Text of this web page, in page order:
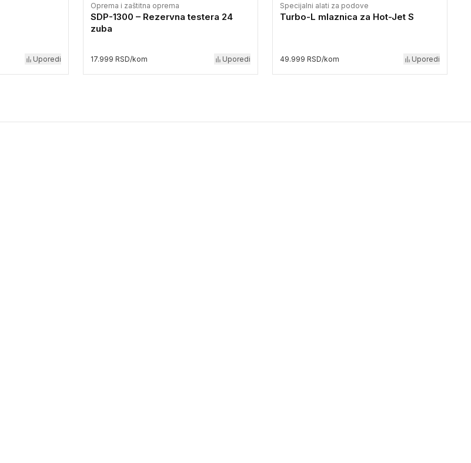
Uporedi
Oprema i zaštitna oprema
SDP-1300 – Rezervna testera 24
zuba
17.999 RSD/kom Uporedi
Specijalni alati za podove
Turbo-L mlaznica za Hot-Jet S
49.999 RSD/kom Uporedi